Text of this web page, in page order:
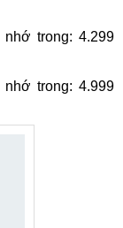
trong: 4.299
trong: 4.999